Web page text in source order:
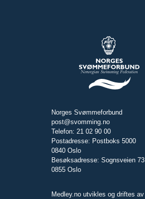
Norges Svømmeforbund
post@svomming.no
Telefon: 21 02 90 00
Postadresse: Postboks 5000
0840 Oslo
Besøksadresse: Sognsveien 73
0855 Oslo
Medley.no utvikles og driftes av